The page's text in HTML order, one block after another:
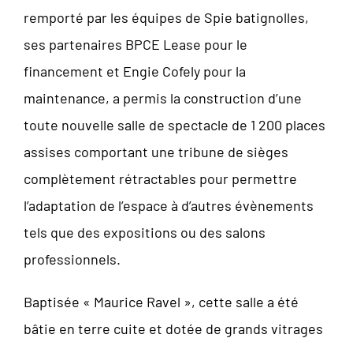
remporté par les équipes de Spie batignolles,
ses partenaires BPCE Lease pour le
financement et Engie Cofely pour la
maintenance, a permis la construction d’une
toute nouvelle salle de spectacle de 1 200 places
assises comportant une tribune de sièges
complètement rétractables pour permettre
l’adaptation de l’espace à d’autres évènements
tels que des expositions ou des salons
professionnels.
Baptisée « Maurice Ravel », cette salle a été
bâtie en terre cuite et dotée de grands vitrages